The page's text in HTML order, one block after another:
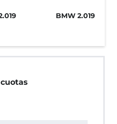
BMW 2.019